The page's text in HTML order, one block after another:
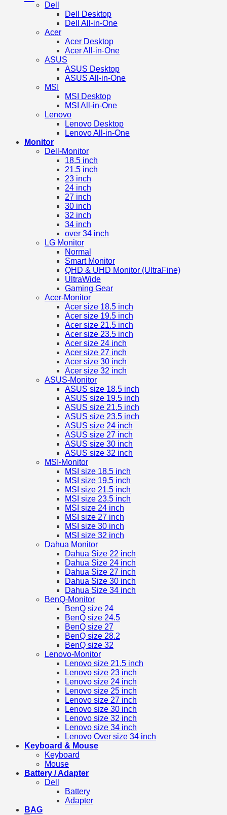
Dell
Dell Desktop
Dell All-in-One
Acer
Acer Desktop
Acer All-in-One
ASUS
ASUS Desktop
ASUS All-in-One
MSI
MSI Desktop
MSI All-in-One
Lenovo
Lenovo Desktop
Lenovo All-in-One
Monitor
Dell-Monitor
18.5 inch
21.5 inch
23 inch
24 inch
27 inch
30 inch
32 inch
34 inch
over 34 inch
LG Monitor
Normal
Smart Monitor
QHD & UHD Monitor (UltraFine)
UltraWide
Gaming Gear
Acer-Monitor
Acer size 18.5 inch
Acer size 19.5 inch
Acer size 21.5 inch
Acer size 23.5 inch
Acer size 24 inch
Acer size 27 inch
Acer size 30 inch
Acer size 32 inch
ASUS-Monitor
ASUS size 18.5 inch
ASUS size 19.5 inch
ASUS size 21.5 inch
ASUS size 23.5 inch
ASUS size 24 inch
ASUS size 27 inch
ASUS size 30 inch
ASUS size 32 inch
MSI-Monitor
MSI size 18.5 inch
MSI size 19.5 inch
MSI size 21.5 inch
MSI size 23.5 inch
MSI size 24 inch
MSI size 27 inch
MSI size 30 inch
MSI size 32 inch
Dahua Monitor
Dahua Size 22 inch
Dahua Size 24 inch
Dahua Size 27 inch
Dahua Size 30 inch
Dahua Size 34 inch
BenQ-Monitor
BenQ size 24
BenQ size 24.5
BenQ size 27
BenQ size 28.2
BenQ size 32
Lenovo-Monitor
Lenovo size 21.5 inch
Lenovo size 23 inch
Lenovo size 24 inch
Lenovo size 25 inch
Lenovo size 27 inch
Lenovo size 30 inch
Lenovo size 32 inch
Lenovo size 34 inch
Lenovo Over size 34 inch
Keyboard & Mouse
Keyboard
Mouse
Battery / Adapter
Dell
Battery
Adapter
BAG